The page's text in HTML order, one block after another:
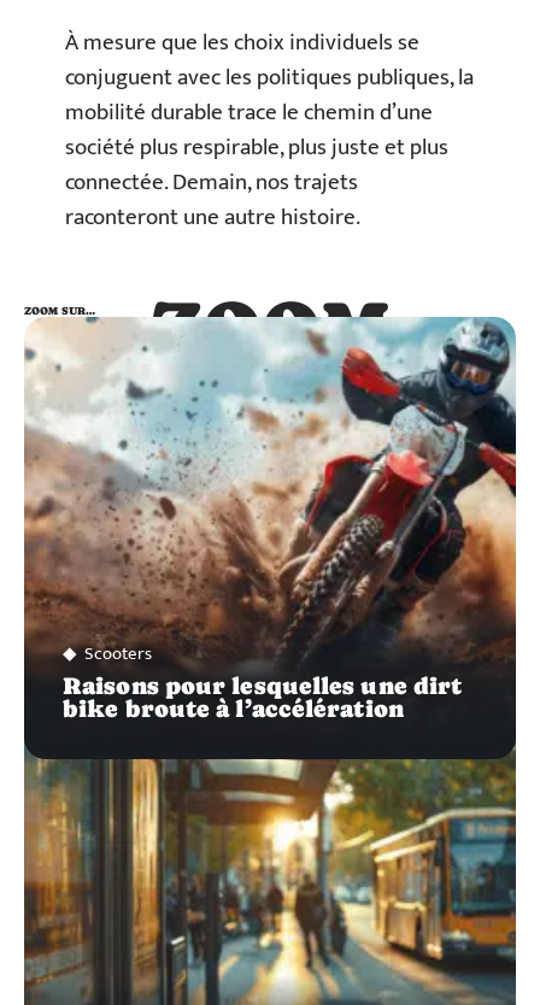
À mesure que les choix individuels se
conjuguent avec les politiques publiques, la
mobilité durable trace le chemin d’une
société plus respirable, plus juste et plus
connectée. Demain, nos trajets
raconteront une autre histoire.
ZOOM
SUR…
ZOOM SUR…
Scooters
Raisons pour lesquelles une dirt
bike broute à l’accélération